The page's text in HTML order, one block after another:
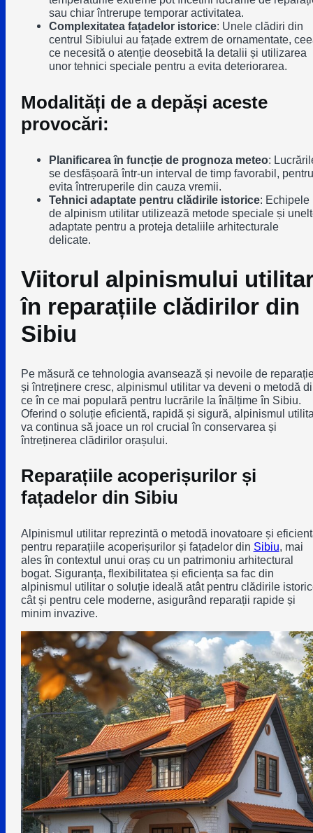
sau chiar întrerupe temporar activitatea.
Complexitatea fațadelor istorice: Unele clădiri din
centrul Sibiului au fațade extrem de ornamentate,
ce necesită o atenție deosebită la detalii și utilizarea
unor tehnici speciale pentru a evita deteriorarea.
Modalități de a depăși aceste
provocări:
Planificarea în funcție de prognoza meteo:
se desfășoară într-un interval de timp favorabil,
evita întreruperile din cauza vremii.
Tehnici adaptate pentru clădirile istorice: Echipele
de alpinism utilitar utilizează metode speciale și
adaptate pentru a proteja detaliile arhitecturale
delicate.
Viitorul alpinismului
în reparațiile clădirilor din
Sibiu
Pe măsură ce tehnologia avansează și nevoile de
și întreținere cresc, alpinismul utilitar va deveni o metodă
ce în ce mai populară pentru lucrările la înălțime în Sibiu.
Oferind o soluție eficientă, rapidă și sigură, alpinismul
va continua să joace un rol crucial în conservarea și
întreținerea clădirilor orașului.
Reparațiile acoperișurilor și
fațadelor din Sibiu
Alpinismul utilitar reprezintă o metodă inovatoare și
pentru reparațiile acoperișurilor și fațadelor din Sibiu, mai
ales în contextul unui oraș cu un patrimoniu arhitectural
bogat. Siguranța, flexibilitatea și eficiența sa fac din
alpinismul utilitar o soluție ideală atât pentru clădirile
cât și pentru cele moderne, asigurând reparații rapide și
minim invazive.